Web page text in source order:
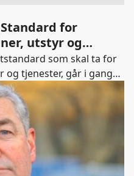
for
utstyr og
som skal ta for
og tjenester, går i gang
og fagfolk som